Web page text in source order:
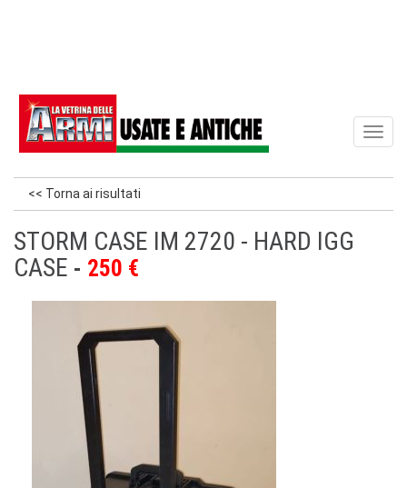
<< Torna ai risultati
STORM CASE IM 2720 - HARD IGG
CASE
250 €